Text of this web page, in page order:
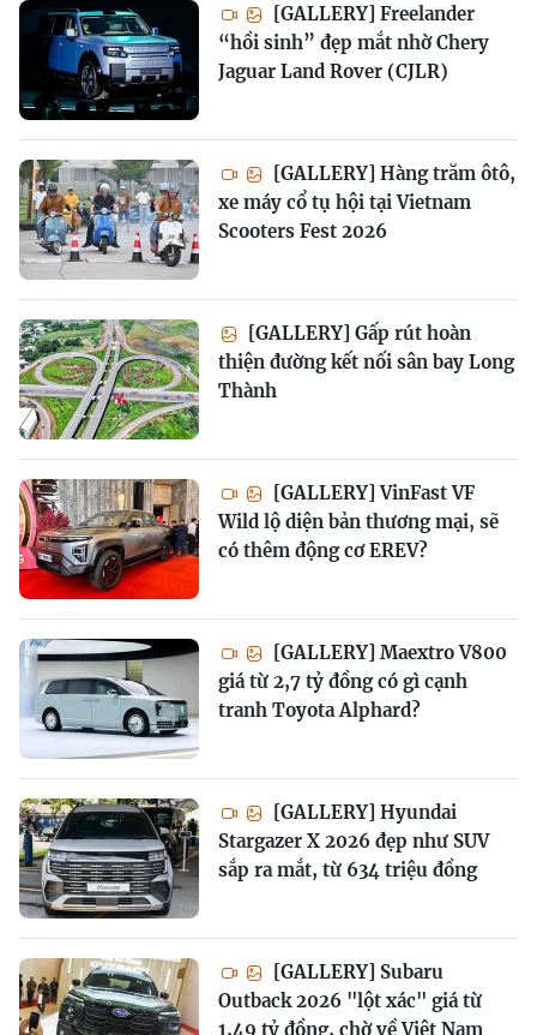
[GALLERY] Freelander
“hồi sinh” đẹp mắt nhờ Chery
Jaguar Land Rover (CJLR)
[GALLERY] Hàng trăm ôtô,
xe máy cổ tụ hội tại Vietnam
Scooters Fest 2026
[GALLERY] Gấp rút hoàn
thiện đường kết nối sân bay Long
Thành
[GALLERY] VinFast VF
Wild lộ diện bản thương mại, sẽ
có thêm động cơ EREV?
[GALLERY] Maextro V800
giá từ 2,7 tỷ đồng có gì cạnh
tranh Toyota Alphard?
[GALLERY] Hyundai
Stargazer X 2026 đẹp như SUV
sắp ra mắt, từ 634 triệu đồng
[GALLERY] Subaru
Outback 2026 "lột xác" giá từ
1,49 tỷ đồng, chờ về Việt Nam